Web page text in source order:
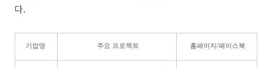
다.
기업명 주요 프로젝트 홈페이지/페이스북